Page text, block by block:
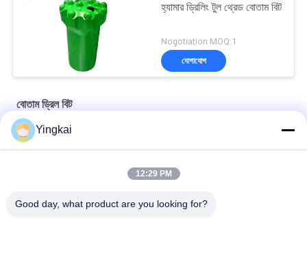
হ্যামার ড্রিলিং টুল থ্রেড বোতাম বিট
Nogotiation MOQ:1
যোগাযোগ
বোতাম ড্রিল বিট
R32 / R25 রক ড্রিলিং টুলস টাংস্টেন কার্বাইড ড্রিল বিট শ্যাঙ্ক পাইলট অ্যাডাপ্টার
Yingkai
12:29 PM
Good day, what product are you looking for?